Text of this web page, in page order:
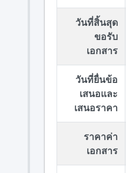
วันที่สิ้นสุด
ขอรับ
เอกสาร
วันที่ยื่นข้อ
เสนอและ
เสนอราคา
ราคาค่า
เอกสาร